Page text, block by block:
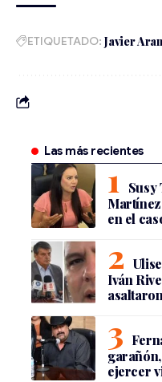
ETIQUETADO: Javier
Las más recientes
Susy
en el
Iván
ejercer